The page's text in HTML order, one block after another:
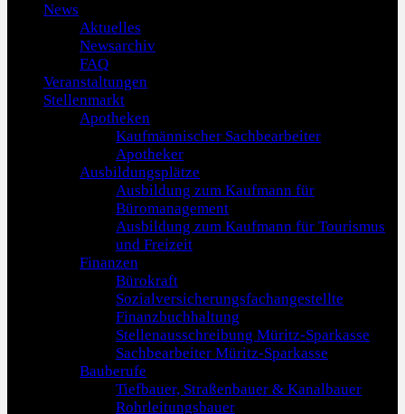
News
Aktuelles
Newsarchiv
FAQ
Veranstaltungen
Stellenmarkt
Apotheken
Kaufmännischer Sachbearbeiter
Apotheker
Ausbildungsplätze
Ausbildung zum Kaufmann für
Büromanagement
Ausbildung zum Kaufmann für Tourismus
und Freizeit
Finanzen
Bürokraft
Sozialversicherungsfachangestellte
Finanzbuchhaltung
Stellenausschreibung Müritz-Sparkasse
Sachbearbeiter Müritz-Sparkasse
Bauberufe
Tiefbauer, Straßenbauer & Kanalbauer
Rohrleitungsbauer